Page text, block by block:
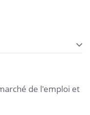
de l'emploi et